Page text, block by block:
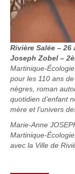
Rivière Salée –
Joseph Zobel –
Martinique-
pour les 110 ans
nègres, roman
quotidien d’enfant
mère et l’univers
Marie-Anne
Martinique-
avec la Ville de